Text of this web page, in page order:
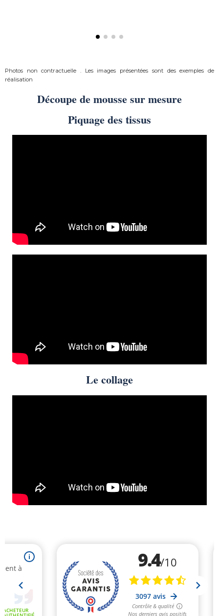
Photos non contractuelle . Les images présentées sont des exemples de
réalisation
Découpe de mousse sur mesure
Piquage des tissus
Le collage